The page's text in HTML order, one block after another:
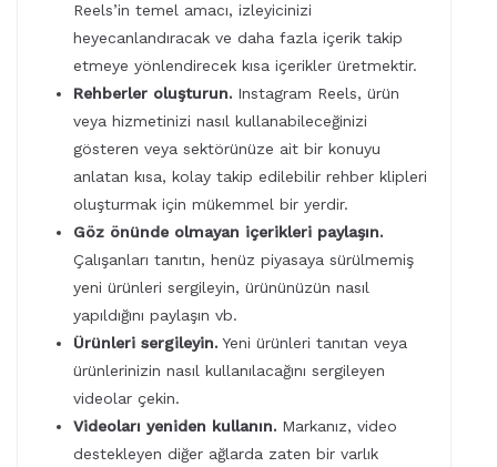
Reels’in temel amacı, izleyicinizi
heyecanlandıracak ve daha fazla içerik takip
etmeye yönlendirecek kısa içerikler üretmektir.
Rehberler oluşturun. Instagram Reels, ürün
veya hizmetinizi nasıl kullanabileceğinizi
gösteren veya sektörünüze ait bir konuyu
anlatan kısa, kolay takip edilebilir rehber klipleri
oluşturmak için mükemmel bir yerdir.
Göz önünde olmayan içerikleri paylaşın.
Çalışanları tanıtın, henüz piyasaya sürülmemiş
yeni ürünleri sergileyin, ürününüzün nasıl
yapıldığını paylaşın vb.
Ürünleri sergileyin. Yeni ürünleri tanıtan veya
ürünlerinizin nasıl kullanılacağını sergileyen
videolar çekin.
Videoları yeniden kullanın. Markanız, video
destekleyen diğer ağlarda zaten bir varlık